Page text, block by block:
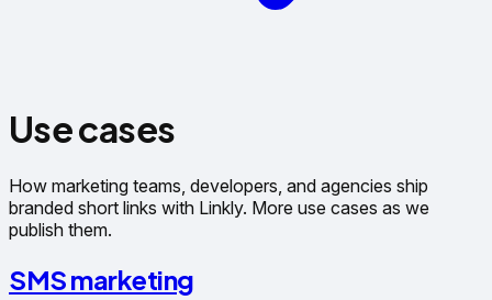
Use cases
How marketing teams, developers, and agencies ship
branded short links with Linkly. More use cases as we
publish them.
SMS marketing